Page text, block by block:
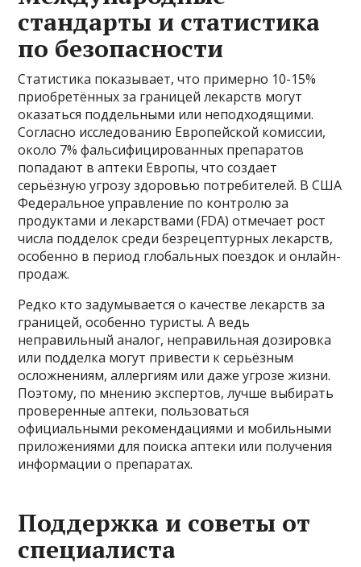
стандарты и статистика
по безопасности
Статистика показывает, что примерно 10-15%
приобретённых за границей лекарств могут
оказаться поддельными или неподходящими.
Согласно исследованию Европейской комиссии,
около 7% фальсифицированных препаратов
попадают в аптеки Европы, что создает
серьёзную угрозу здоровью потребителей. В США
Федеральное управление по контролю за
продуктами и лекарствами (FDA) отмечает рост
числа подделок среди безрецептурных лекарств,
особенно в период глобальных поездок и онлайн-
продаж.
Редко кто задумывается о качестве лекарств за
границей, особенно туристы. А ведь
неправильный аналог, неправильная дозировка
или подделка могут привести к серьёзным
осложнениям, аллергиям или даже угрозе жизни.
Поэтому, по мнению экспертов, лучше выбирать
проверенные аптеки, пользоваться
официальными рекомендациями и мобильными
приложениями для поиска аптеки или получения
информации о препаратах.
Поддержка и советы от
специалиста